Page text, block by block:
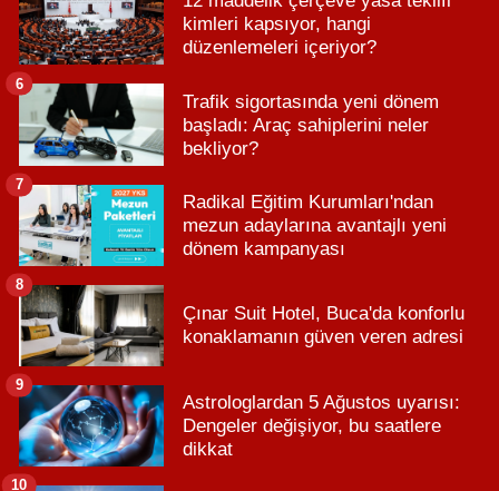
kimleri kapsıyor, hangi
düzenlemeleri içeriyor?
Trafik sigortasında yeni dönem
başladı: Araç sahiplerini neler
bekliyor?
6
Radikal Eğitim Kurumları'ndan
mezun adaylarına avantajlı yeni
dönem kampanyası
7
Çınar Suit Hotel, Buca'da konforlu
konaklamanın güven veren adresi
8
Astrologlardan 5 Ağustos uyarısı:
Dengeler değişiyor, bu saatlere
dikkat
9
10